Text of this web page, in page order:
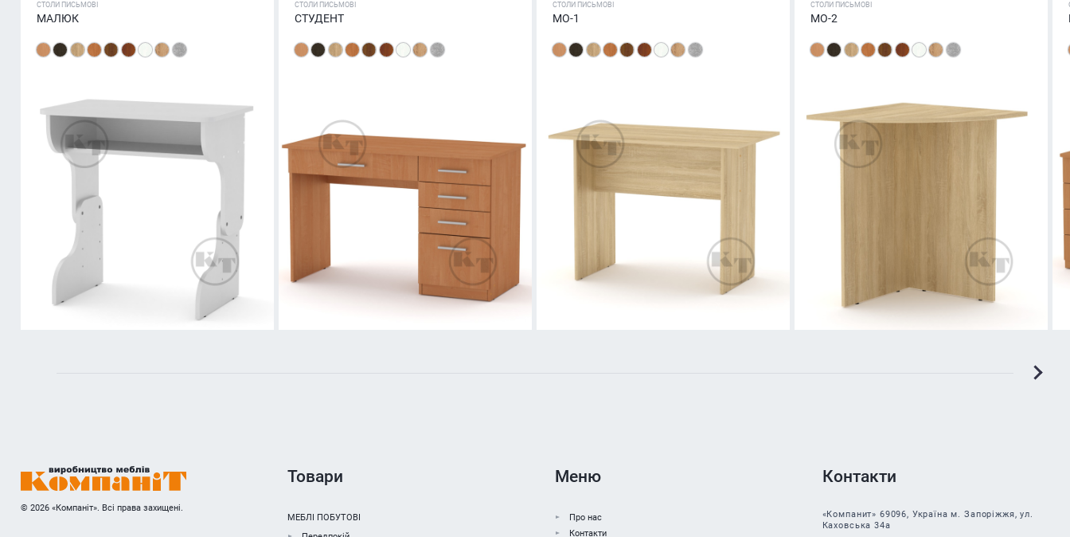
СТОЛИ ПИСЬМОВІ
МАЛЮК
СТОЛИ ПИСЬМОВІ
СТУДЕНТ
СТОЛИ ПИСЬМОВІ
МО-1
СТОЛИ ПИСЬМОВІ
МО-2
© 2026 «Компаніт». Всі права захищені.
Товари
МЕБЛІ ПОБУТОВІ
Меню
Про нас
Контакти
Контакти
«Компанит» 69096, Україна м. Запоріжжя, ул.
Каховська 34а